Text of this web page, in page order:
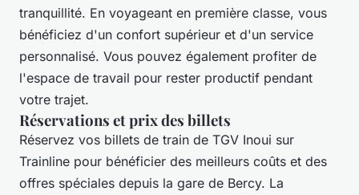
tranquillité. En voyageant en première classe, vous
bénéficiez d'un confort supérieur et d'un service
personnalisé. Vous pouvez également profiter de
l'espace de travail pour rester productif pendant
votre trajet.
Réservations et prix des billets
Réservez vos billets de train de TGV Inoui sur
Trainline pour bénéficier des meilleurs coûts et des
offres spéciales depuis la gare de Bercy. La